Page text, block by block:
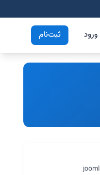
ورود ثبت‌نام